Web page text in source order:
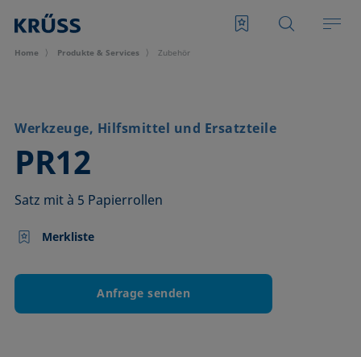
Home Produkte & Services Zubehör
Werkzeuge, Hilfsmittel und Ersatzteile
PR12
–
Satz mit à 5 Papierrollen
Merkliste
Anfrage senden